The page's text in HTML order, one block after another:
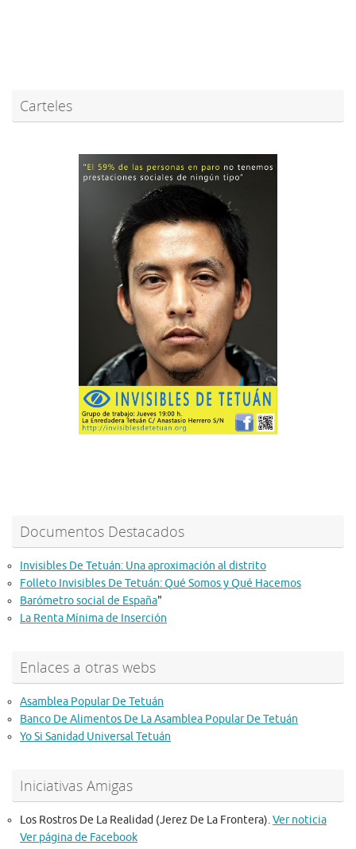
Carteles
Documentos Destacados
Invisibles De Tetuán: Una aproximación al distrito
Folleto Invisibles De Tetuán: Qué Somos y Qué Hacemos
Barómetro social de España"
La Renta Mínima de Inserción
Enlaces a otras webs
Asamblea Popular De Tetuán
Banco De Alimentos De La Asamblea Popular De Tetuán
Yo Si Sanidad Universal Tetuán
Iniciativas Amigas
Los Rostros De La Realidad (Jerez De La Frontera).Ver noticia
Ver página de Facebook